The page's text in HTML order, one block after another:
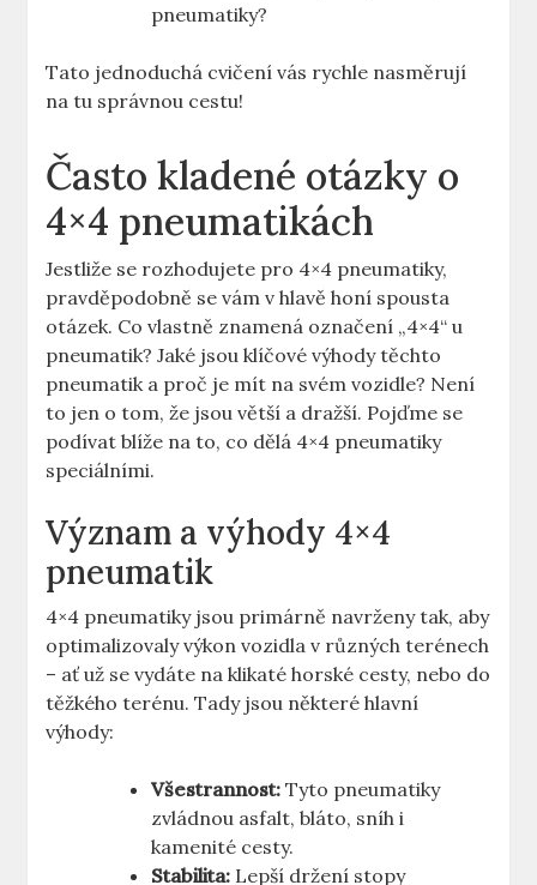
pneumatiky?
Tato jednoduchá cvičení vás rychle nasměrují
na tu správnou cestu!
Často kladené otázky o
4×4 pneumatikách
Jestliže se rozhodujete pro 4×4 pneumatiky,
pravděpodobně se vám v hlavě honí spousta
otázek. Co vlastně znamená označení „4×4“ u
pneumatik? Jaké jsou klíčové výhody těchto
pneumatik a proč je mít na svém vozidle? Není
to jen o tom, že jsou větší a dražší. Pojďme se
podívat blíže na to, co dělá 4×4 pneumatiky
speciálními.
Význam a výhody 4×4
pneumatik
4×4 pneumatiky jsou primárně navrženy tak, aby
optimalizovaly výkon vozidla v různých terénech
– ať už se vydáte na klikaté horské cesty, nebo do
těžkého terénu. Tady jsou některé hlavní
výhody:
Všestrannost: Tyto pneumatiky
zvládnou asfalt, bláto, sníh i
kamenité cesty.
Stabilita: Lepší držení stopy